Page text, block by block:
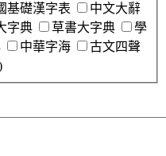
基礎漢字表
中文大辭
字典 草書大字典
學
中華字海
古文四聲